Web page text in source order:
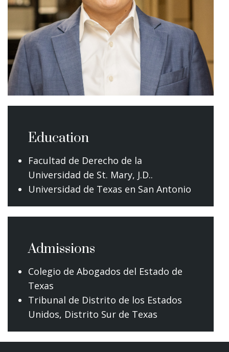
Education
Facultad de Derecho de la
Universidad de St. Mary, J.D..
Universidad de Texas en San Antonio
Admissions
Colegio de Abogados del Estado de
Texas
Tribunal de Distrito de los Estados
Unidos, Distrito Sur de Texas